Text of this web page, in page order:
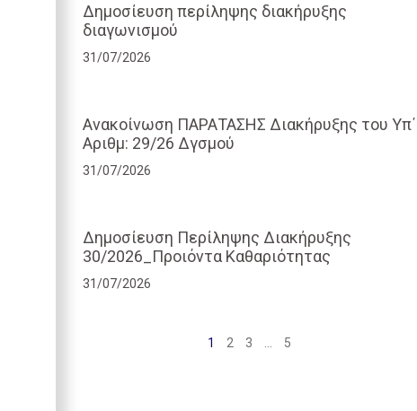
Δημοσίευση περίληψης διακήρυξης
διαγωνισμού
31/07/2026
Ανακοίνωση ΠΑΡΑΤΑΣΗΣ Διακήρυξης του Υπ΄
Αριθμ: 29/26 Δγσμού
31/07/2026
Δημοσίευση Περίληψης Διακήρυξης
30/2026_Προιόντα Καθαριότητας
31/07/2026
1 2 3 5